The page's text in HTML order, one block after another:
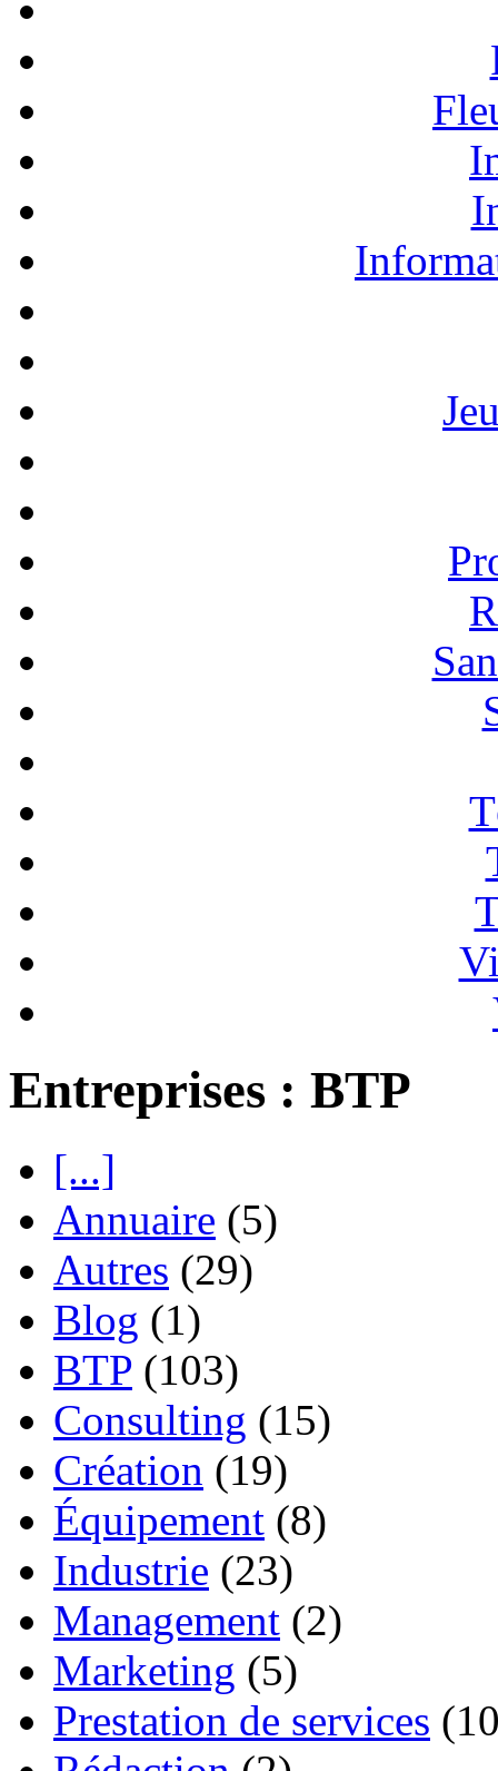
Entreprises : BTP
[...]
Annuaire (5)
Autres (29)
Blog (1)
BTP (103)
Consulting (15)
Création (19)
Équipement (8)
Industrie (23)
Management (2)
Marketing (5)
Prestation de services